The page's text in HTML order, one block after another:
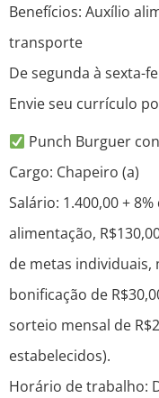
Benefícios: Auxílio
transporte
De segunda à sexta-
Envie seu currículo
Punch Burguer
Cargo: Chapeiro (a)
Salário: 1.400,00 +
alimentação,
de metas individuais,
bonificação de
sorteio mensal de
estabelecidos).
Horário de trabalho: